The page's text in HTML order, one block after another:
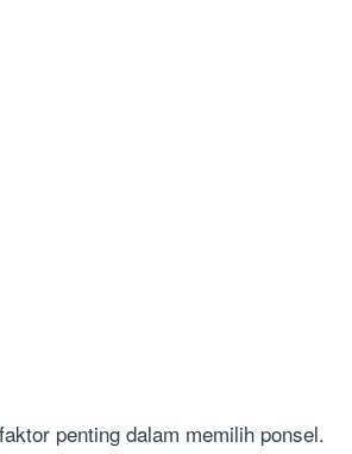
penting dalam memilih ponsel.